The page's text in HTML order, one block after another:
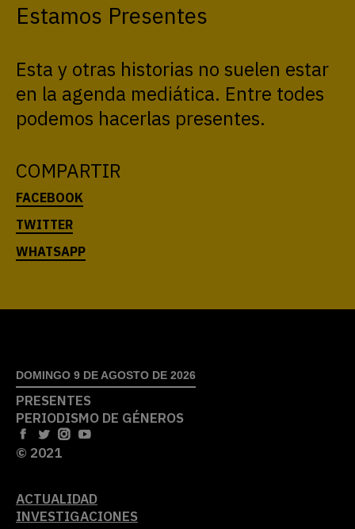
Estamos Presentes
Esta y otras historias no suelen estar
en la agenda mediática. Entre todes
podemos hacerlas presentes.
COMPARTIR
DOMINGO 9 DE AGOSTO DE 2026
PRESENTES
PERIODISMO DE GÉNEROS
© 2021
ACTUALIDAD
INVESTIGACIONES